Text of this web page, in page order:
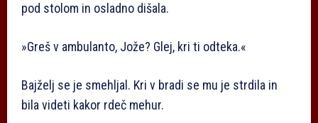
pod stolom in osladno dišala.
»Greš v ambulanto, Jože? Glej, kri ti odteka.«
Bajželj se je smehljal. Kri v bradi se mu je strdila in
bila videti kakor rdeč mehur.